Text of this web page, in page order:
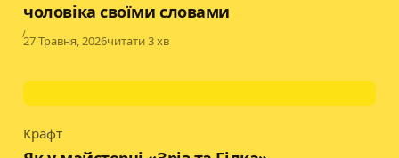
чоловіка своїми словами
Published
27 Травня, 2026читати 3 хв
Category
Крафт